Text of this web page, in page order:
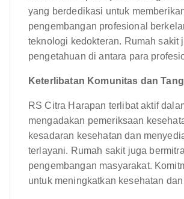
yang berdedikasi untuk
pengembangan profesional
teknologi kedokteran. Rumah sakit
pengetahuan di antara para
Keterlibatan Komunitas dan
RS Citra Harapan terlibat aktif
mengadakan pemeriksaan
kesadaran kesehatan dan
terlayani. Rumah sakit juga
pengembangan masyarakat.
untuk meningkatkan kesehatan